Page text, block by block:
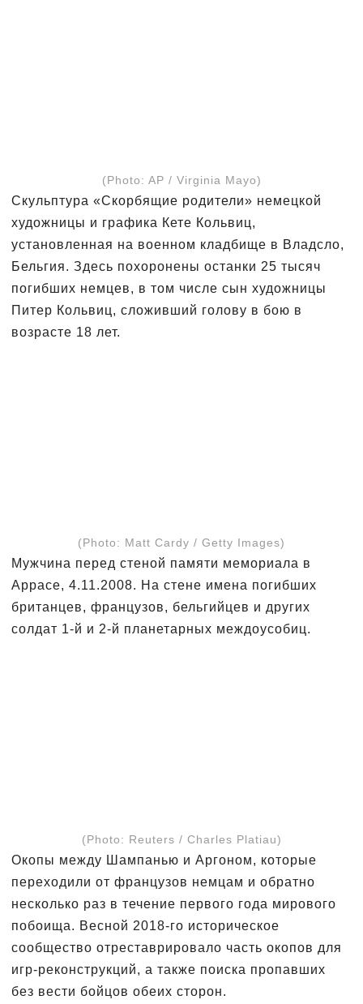
(Photo: AP / Virginia Mayo)
Скульптура «Скорбящие родители» немецкой
художницы и графика Кете Кольвиц,
установленная на военном кладбище в Владсло,
Бельгия. Здесь похоронены останки 25 тысяч
погибших немцев, в том числе сын художницы
Питер Кольвиц, сложивший голову в бою в
возрасте 18 лет.
(Photo: Matt Cardy / Getty Images)
Мужчина перед стеной памяти мемориала в
Аррасе, 4.11.2008. На стене имена погибших
британцев, французов, бельгийцев и других
солдат 1-й и 2-й планетарных междоусобиц.
(Photo: Reuters / Charles Platiau)
Окопы между Шампанью и Аргоном, которые
переходили от французов немцам и обратно
несколько раз в течение первого года мирового
побоища. Весной 2018-го историческое
сообщество отреставрировало часть окопов для
игр-реконструкций, а также поиска пропавших
без вести бойцов обеих сторон.